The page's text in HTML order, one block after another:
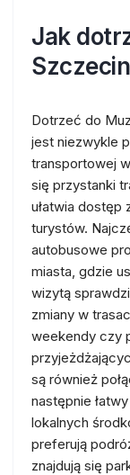
Jak
Dotrzeć do
jest niezwykle
transportowej
się przystanki
ułatwia dostęp
turystów.
autobusowe
miasta, gdzie
wizytą
zmiany w
weekendy czy
są również
następnie
lokalnych
preferują
znajdują się